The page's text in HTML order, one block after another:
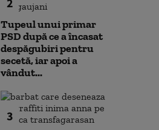
Tupeul unui primar
PSD după ce a încasat
despăgubiri pentru
secetă, iar apoi a
vândut...
3